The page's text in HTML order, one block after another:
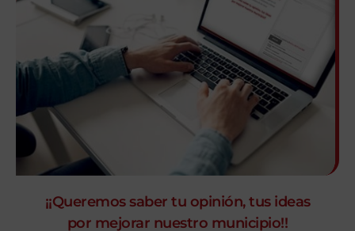
¡¡Queremos saber tu opinión, tus ideas
por mejorar nuestro municipio!!